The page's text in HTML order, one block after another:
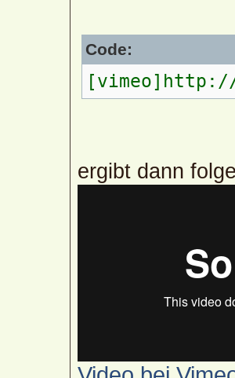
Code:
[vimeo]http://
ergibt dann